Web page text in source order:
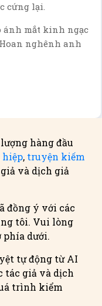
cứng lại.
ánh mắt kinh ngạc
nghênh anh
hàng đầu
, truyện kiếm
và dịch giả
đồng ý với các
tôi. Vui lòng
phía dưới.
tự động từ AI
tác giả và dịch
trình kiểm